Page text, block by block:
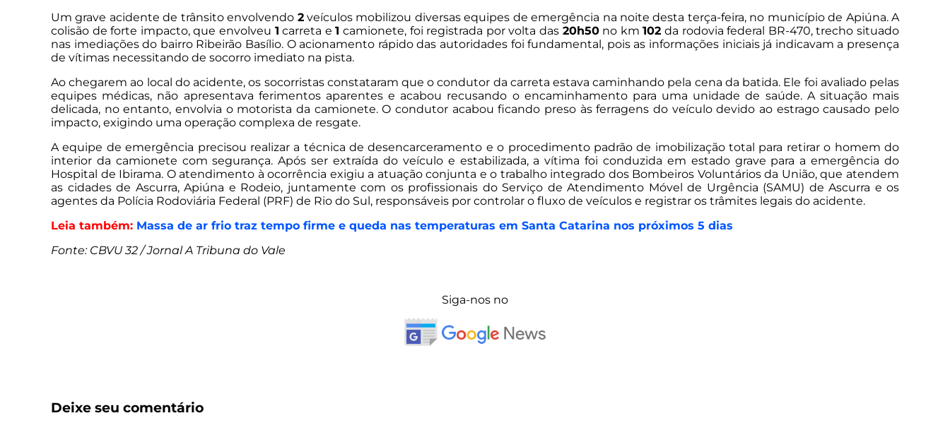
Um grave acidente de trânsito envolvendo 2veículos mobilizou diversas equipes de emergência na noite desta terça-feira, no município de Apiúna. A
colisão de forte impacto, que envolveu 1 carreta e1 camionete, foi registrada por volta das 20h50no km102 da rodovia federal BR-470, trecho situado
nas imediações do bairro Ribeirão Basílio. O acionamento rápido das autoridades foi fundamental, pois as informações iniciais já indicavam a presença
de vítimas necessitando de socorro imediato na pista.
Ao chegarem ao local do acidente, os socorristas constataram que o condutor da carreta estava caminhando pela cena da batida. Ele foi avaliado pelas
equipes médicas, não apresentava ferimentos aparentes e acabou recusando o encaminhamento para uma unidade de saúde. A situação mais
delicada, no entanto, envolvia o motorista da camionete. O condutor acabou ficando preso às ferragens do veículo devido ao estrago causado pelo
impacto, exigindo uma operação complexa de resgate.
A equipe de emergência precisou realizar a técnica de desencarceramento e o procedimento padrão de imobilização total para retirar o homem do
interior da camionete com segurança. Após ser extraída do veículo e estabilizada, a vítima foi conduzida em estado grave para a emergência do
Hospital de Ibirama. O atendimento à ocorrência exigiu a atuação conjunta e o trabalho integrado dos Bombeiros Voluntários da União, que atendem
as cidades de Ascurra, Apiúna e Rodeio, juntamente com os profissionais do Serviço de Atendimento Móvel de Urgência (SAMU) de Ascurra e os
agentes da Polícia Rodoviária Federal (PRF) de Rio do Sul, responsáveis por controlar o fluxo de veículos e registrar os trâmites legais do acidente.
Leia também: Massa de ar frio traz tempo firme e queda nas temperaturas em Santa Catarina nos próximos 5 dias
Fonte: CBVU 32 / Jornal A Tribuna do Vale
Siga-nos no
Deixe seu comentário